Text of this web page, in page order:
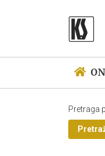
Pretraga